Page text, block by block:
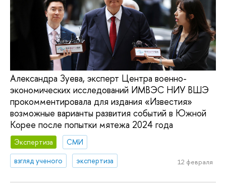
Александра Зуева, эксперт Центра военно-
экономических исследований ИМВЭС НИУ ВШЭ
прокомментировала для издания «Известия»
возможные варианты развития событий в Южной
Корее после попытки мятежа 2024 года
Экспертиза
СМИ
взгляд ученого
экспертиза 12 февраля